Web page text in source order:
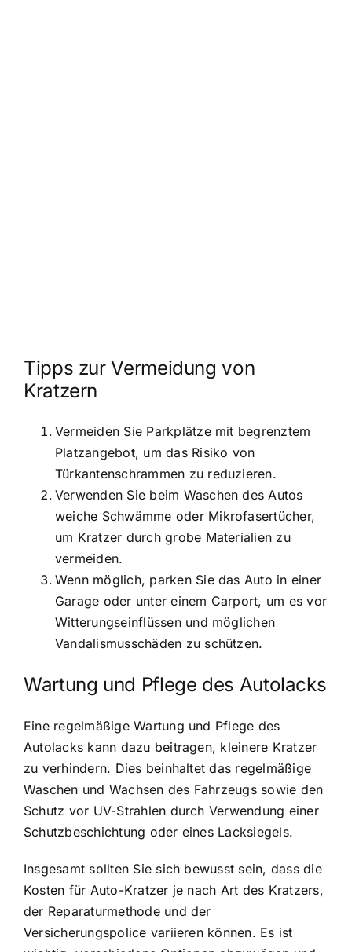
Tipps zur Vermeidung von
Kratzern
Vermeiden Sie Parkplätze mit begrenztem
Platzangebot, um das Risiko von
Türkantenschrammen zu reduzieren.
Verwenden Sie beim Waschen des Autos
weiche Schwämme oder Mikrofasertücher,
um Kratzer durch grobe Materialien zu
vermeiden.
Wenn möglich, parken Sie das Auto in einer
Garage oder unter einem Carport, um es vor
Witterungseinflüssen und möglichen
Vandalismusschäden zu schützen.
Wartung und Pflege des Autolacks
Eine regelmäßige Wartung und Pflege des
Autolacks kann dazu beitragen, kleinere Kratzer
zu verhindern. Dies beinhaltet das regelmäßige
Waschen und Wachsen des Fahrzeugs sowie den
Schutz vor UV-Strahlen durch Verwendung einer
Schutzbeschichtung oder eines Lacksiegels.
Insgesamt sollten Sie sich bewusst sein, dass die
Kosten für Auto-Kratzer je nach Art des Kratzers,
der Reparaturmethode und der
Versicherungspolice variieren können. Es ist